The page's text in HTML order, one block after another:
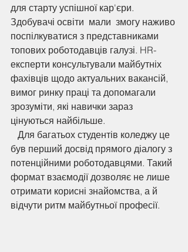
для старту успішної кар'єри.
Здобувачі освіти  мали  змогу наживо
поспілкуватися з представниками
топових роботодавців галузі. HR-
експерти консультували майбутніх
фахівців щодо актуальних вакансій,
вимог ринку праці та допомагали
зрозуміти, які навички зараз
цінуються найбільше.
був перший досвід прямого діалогу з
потенційними роботодавцями. Такий
формат взаємодії дозволяє не лише
отримати корисні знайомства, а й
відчути ритм майбутньої професії.